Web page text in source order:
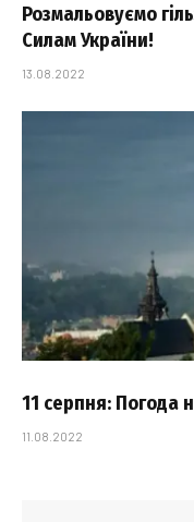
Розмальовуємо
Силам України!
13.08.2022
11 серпня: Погода
11.08.2022